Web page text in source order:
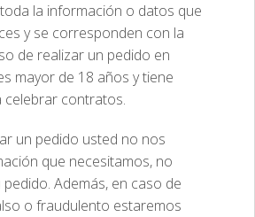
la información o datos que
y se corresponden con la
de realizar un pedido en
mayor de 18 años y tiene
celebrar contratos.
un pedido usted no nos
que necesitamos, no
Además, en caso de
o fraudulento estaremos